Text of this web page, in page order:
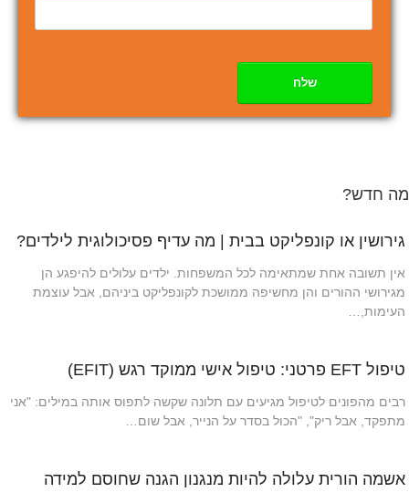
שלח
מה חדש?
גירושין או קונפליקט בבית | מה עדיף פסיכולוגית לילדים?
אין תשובה אחת שמתאימה לכל המשפחות. ילדים עלולים להיפגע הן
מגירושי ההורים והן מחשיפה ממושכת לקונפליקט ביניהם, אבל עוצמת
העימות,…
טיפול EFT פרטני: טיפול אישי ממוקד רגש (EFIT)
רבים מהפונים לטיפול מגיעים עם תלונה שקשה לתפוס אותה במילים: "אני
מתפקד, אבל ריק", "הכול בסדר על הנייר, אבל שום…
אשמה הורית עלולה להיות מנגנון הגנה שחוסם למידה